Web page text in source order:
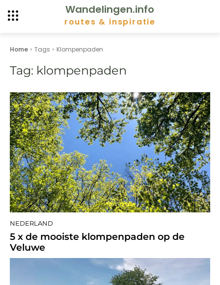
Wandelingen.info
routes & inspiratie
Home Tags Klompenpaden
Tag: klompenpaden
NEDERLAND
5 x de mooiste klompenpaden op de
Veluwe